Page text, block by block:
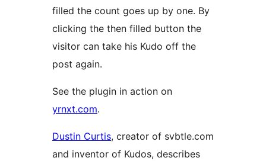
filled the count goes up by one. By
clicking the then filled button the
visitor can take his Kudo off the
post again.
See the plugin in action on
yrnxt.com.
Dustin Curtis, creator of svbtle.com
and inventor of Kudos, describes